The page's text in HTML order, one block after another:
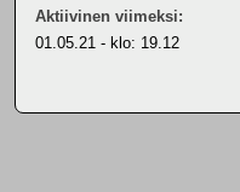
Aktiivinen viimeksi:
01.05.21 - klo: 19.12